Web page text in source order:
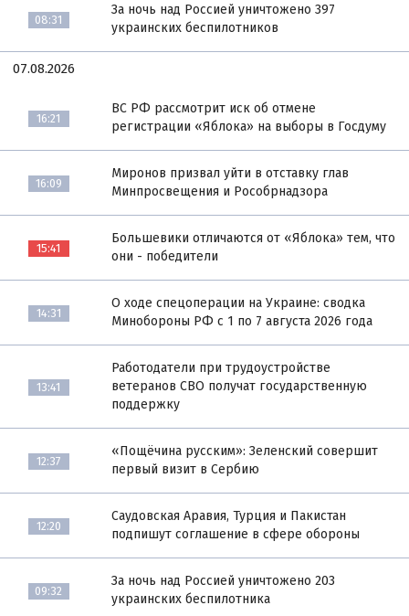
08:31
За ночь над Россией уничтожено 397
украинских беспилотников
07.08.2026
16:21
ВС РФ рассмотрит иск об отмене
регистрации «Яблока» на выборы в Госдуму
16:09
Миронов призвал уйти в отставку глав
Минпросвещения и Рособрнадзора
15:41
Большевики отличаются от «Яблока» тем, что
они - победители
14:31
О ходе спецоперации на Украине: сводка
Минобороны РФ с 1 по 7 августа 2026 года
13:41
Работодатели при трудоустройстве
ветеранов СВО получат государственную
поддержку
12:37
«Пощёчина русским»: Зеленский совершит
первый визит в Сербию
12:20
Саудовская Аравия, Турция и Пакистан
подпишут соглашение в сфере обороны
09:32
За ночь над Россией уничтожено 203
украинских беспилотника